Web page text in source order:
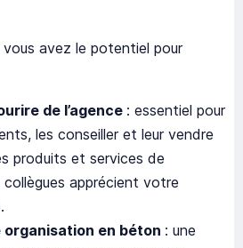
avez le potentiel pour
de l’agence : essentiel pour
les conseiller et leur vendre
produits et services de
collègues apprécient votre
organisation en béton : une